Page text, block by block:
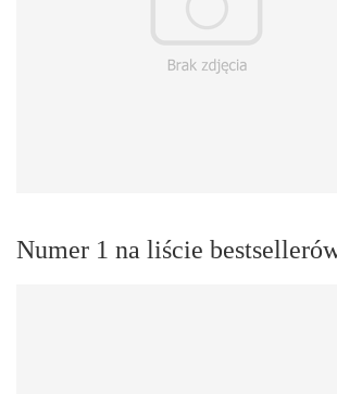
Numer 1 na liście